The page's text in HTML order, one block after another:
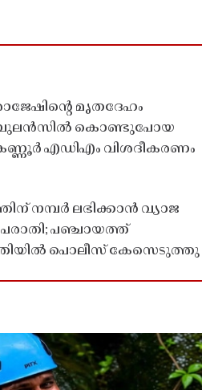
മൃതദേഹം
കൊണ്ടുപോയ
എഡിഎം വിശദീകരണം
നമ്പർ ലഭിക്കാൻ വ്യാജ
പരാതി; പഞ്ചായത്ത്
പൊലീസ് കേസെടുത്തു